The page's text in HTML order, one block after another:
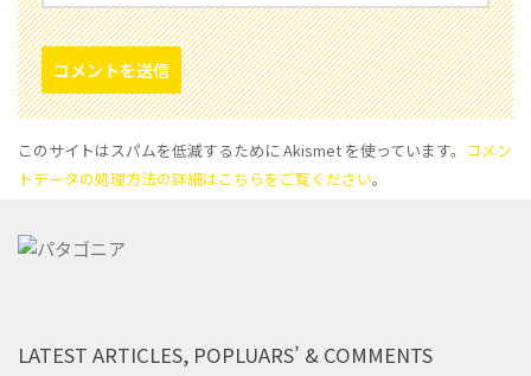
このサイトはスパムを低減するために Akismet を使っています。 コメン
トデータの処理方法の詳細はこちらをご覧ください。
LATEST ARTICLES, POPLUARS’ & COMMENTS